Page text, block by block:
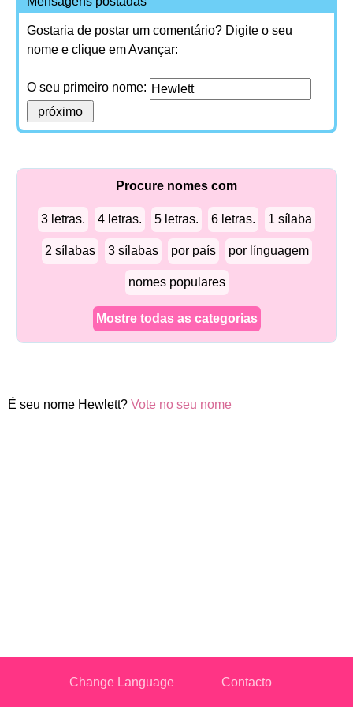
Gostaria de postar um comentário? Digite o seu
nome e clique em Avançar:
O seu primeiro nome:
Procure nomes com
3 letras. 4 letras. 5 letras. 6 letras. 1 sílaba
2 sílabas 3 sílabas por país por línguagem
nomes populares
Mostre todas as categorias
É seu nome Hewlett? Vote no seu nome
Change Language Contacto